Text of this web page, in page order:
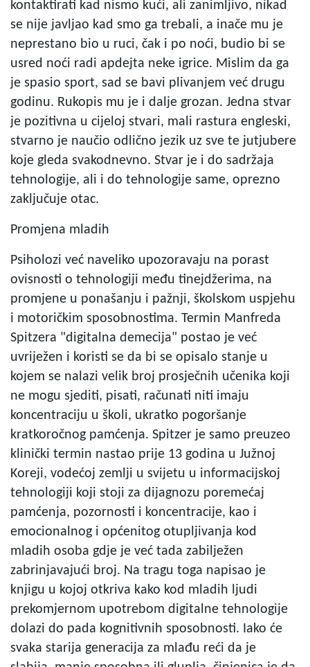
kontaktirati kad nismo kući, ali zanimljivo, nikad
se nije javljao kad smo ga trebali, a inače mu je
neprestano bio u ruci, čak i po noći, budio bi se
usred noći radi apdejta neke igrice. Mislim da ga
je spasio sport, sad se bavi plivanjem već drugu
godinu. Rukopis mu je i dalje grozan. Jedna stvar
je pozitivna u cijeloj stvari, mali rastura engleski,
stvarno je naučio odlično jezik uz sve te jutjubere
koje gleda svakodnevno. Stvar je i do sadržaja
tehnologije, ali i do tehnologije same, oprezno
zaključuje otac.
Promjena mladih
Psiholozi već naveliko upozoravaju na porast
ovisnosti o tehnologiji među tinejdžerima, na
promjene u ponašanju i pažnji, školskom uspjehu
i motoričkim sposobnostima. Termin Manfreda
Spitzera "digitalna demecija" postao je već
uvriježen i koristi se da bi se opisalo stanje u
kojem se nalazi velik broj prosječnih učenika koji
ne mogu sjediti, pisati, računati niti imaju
koncentraciju u školi, ukratko pogoršanje
kratkoročnog pamćenja. Spitzer je samo preuzeo
klinički termin nastao prije 13 godina u Južnoj
Koreji, vodećoj zemlji u svijetu u informacijskoj
tehnologiji koji stoji za dijagnozu poremećaj
pamćenja, pozornosti i koncentracije, kao i
emocionalnog i općenitog otupljivanja kod
mladih osoba gdje je već tada zabilježen
zabrinjavajući broj. Na tragu toga napisao je
knjigu u kojoj otkriva kako kod mladih ljudi
prekomjernom upotrebom digitalne tehnologije
dolazi do pada kognitivnih sposobnosti. Iako će
svaka starija generacija za mlađu reći da je